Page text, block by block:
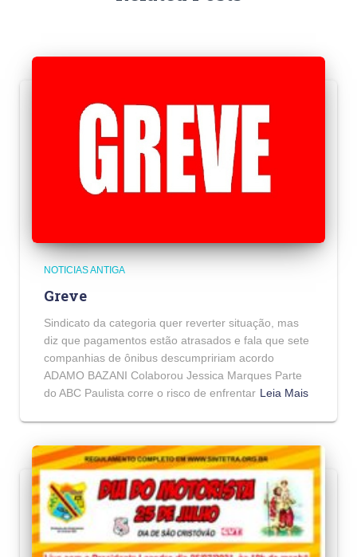
NOTICIAS ANTIGA
Greve
Sindicato da categoria quer reverter situação, mas
diz que pagamentos estão atrasados e fala que sete
companhias de ônibus descumpririam acordo
ADAMO BAZANI Colaborou Jessica Marques Parte
do ABC Paulista corre o risco de enfrentar Leia Mais